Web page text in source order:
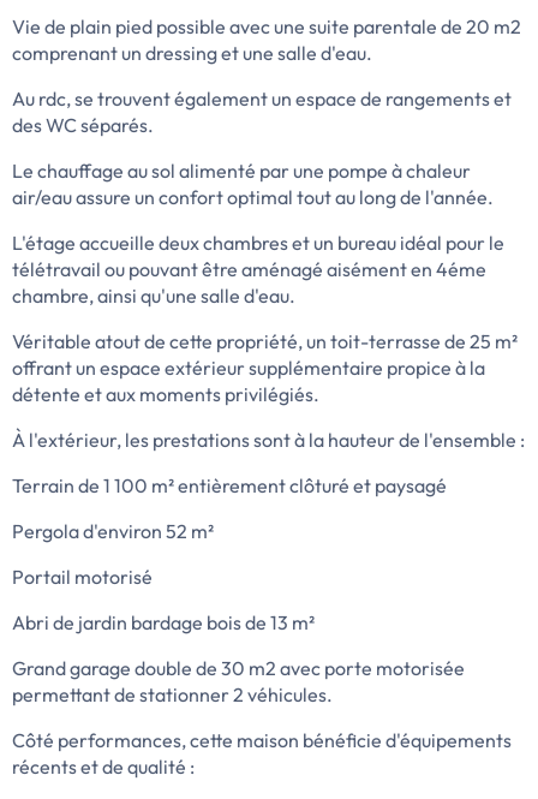
Vie de plain pied possible avec une suite parentale de 20 m2
comprenant un dressing et une salle d'eau.
Au rdc, se trouvent également un espace de rangements et
des WC séparés.
Le chauffage au sol alimenté par une pompe à chaleur
air/eau assure un confort optimal tout au long de l'année.
L'étage accueille deux chambres et un bureau idéal pour le
télétravail ou pouvant être aménagé aisément en 4éme
chambre, ainsi qu'une salle d'eau.
Véritable atout de cette propriété, un toit-terrasse de 25 m²
offrant un espace extérieur supplémentaire propice à la
détente et aux moments privilégiés.
À l'extérieur, les prestations sont à la hauteur de l'ensemble :
Terrain de 1 100 m² entièrement clôturé et paysagé
Pergola d'environ 52 m²
Portail motorisé
Abri de jardin bardage bois de 13 m²
Grand garage double de 30 m2 avec porte motorisée
permettant de stationner 2 véhicules.
Côté performances, cette maison bénéficie d'équipements
récents et de qualité :